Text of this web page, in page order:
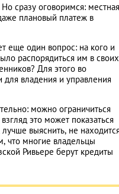
сразу оговоримся: местная
плановый платеж в
еще один вопрос: на кого и
распорядиться им в своих
Для этого во
владения и управления
можно ограничиться
это может показаться
выяснить, не
что многие владельцы
Ривьере берут кредиты